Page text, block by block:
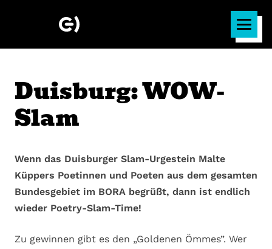
Duisburg: WOW-
Slam
Wenn das Duisburger Slam-Urgestein Malte
Küppers Poetinnen und Poeten aus dem gesamten
Bundesgebiet im BORA begrüßt, dann ist endlich
wieder Poetry-Slam-Time!
Zu gewinnen gibt es den „Goldenen Ömmes”. Wer